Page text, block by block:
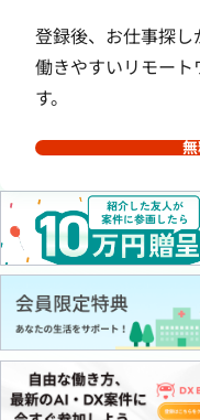
登録後、お仕事探し
働きやすいリモート
す。